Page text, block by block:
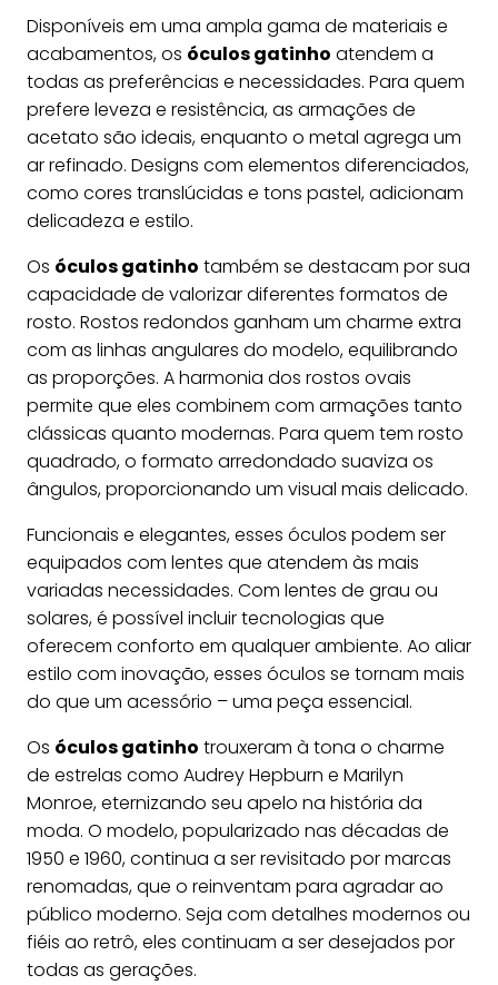
Disponíveis em uma ampla gama de materiais e
acabamentos, os óculos gatinho atendem a
todas as preferências e necessidades. Para quem
prefere leveza e resistência, as armações de
acetato são ideais, enquanto o metal agrega um
ar refinado. Designs com elementos diferenciados,
como cores translúcidas e tons pastel, adicionam
delicadeza e estilo.
Os óculos gatinho também se destacam por sua
capacidade de valorizar diferentes formatos de
rosto. Rostos redondos ganham um charme extra
com as linhas angulares do modelo, equilibrando
as proporções. A harmonia dos rostos ovais
permite que eles combinem com armações tanto
clássicas quanto modernas. Para quem tem rosto
quadrado, o formato arredondado suaviza os
ângulos, proporcionando um visual mais delicado.
Funcionais e elegantes, esses óculos podem ser
equipados com lentes que atendem às mais
variadas necessidades. Com lentes de grau ou
solares, é possível incluir tecnologias que
oferecem conforto em qualquer ambiente. Ao aliar
estilo com inovação, esses óculos se tornam mais
do que um acessório – uma peça essencial.
Os óculos gatinho trouxeram à tona o charme
de estrelas como Audrey Hepburn e Marilyn
Monroe, eternizando seu apelo na história da
moda. O modelo, popularizado nas décadas de
1950 e 1960, continua a ser revisitado por marcas
renomadas, que o reinventam para agradar ao
público moderno. Seja com detalhes modernos ou
fiéis ao retrô, eles continuam a ser desejados por
todas as gerações.